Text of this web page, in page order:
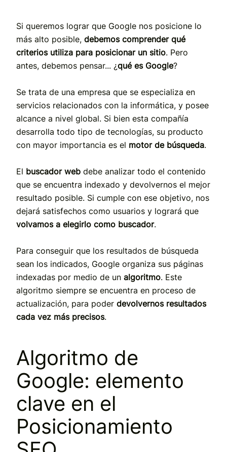
Si queremos lograr que Google nos posicione lo
más alto posible, debemos comprender qué
criterios utiliza para posicionar un sitio. Pero
antes, debemos pensar... ¿qué es Google?
Se trata de una empresa que se especializa en
servicios relacionados con la informática, y posee
alcance a nivel global. Si bien esta compañía
desarrolla todo tipo de tecnologías, su producto
con mayor importancia es el motor de búsqueda.
El buscador web debe analizar todo el contenido
que se encuentra indexado y devolvernos el mejor
resultado posible. Si cumple con ese objetivo, nos
dejará satisfechos como usuarios y logrará que
volvamos a elegirlo como buscador.
Para conseguir que los resultados de búsqueda
sean los indicados, Google organiza sus páginas
indexadas por medio de un algoritmo. Este
algoritmo siempre se encuentra en proceso de
actualización, para poder devolvernos resultados
cada vez más precisos.
Algoritmo de
Google: elemento
clave en el
Posicionamiento